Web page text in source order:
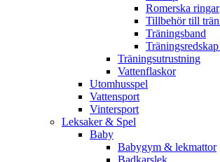
Romerska ringar
Tillbehör till
Träningsband
Träningsutrustning
Vattenflaskor
Utomhusspel
Vattensport
Vintersport
Leksaker & Spel
Baby
Babygym & lekmattor
Badkarslek